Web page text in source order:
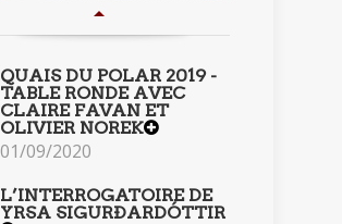
QUAIS DU POLAR 2019 -
TABLE RONDE AVEC
CLAIRE FAVAN ET
OLIVIER NOREK
01/09/2020
L’INTERROGATOIRE DE
YRSA SIGURÐARDÓTTIR